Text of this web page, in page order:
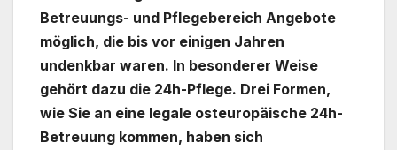
Betreuungs- und Pflegebereich Angebote
möglich, die bis vor einigen Jahren
undenkbar waren. In besonderer Weise
gehört dazu die 24h-Pflege. Drei Formen,
wie Sie an eine legale osteuropäische 24h-
Betreuung kommen, haben sich